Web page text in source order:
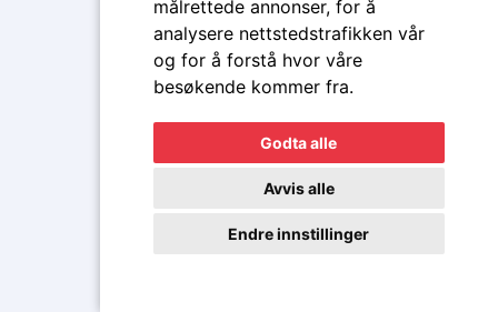
målrettede annonser, for å
analysere nettstedstrafikken vår
og for å forstå hvor våre
besøkende kommer fra.
Godta alle
Avvis alle
Endre innstillinger